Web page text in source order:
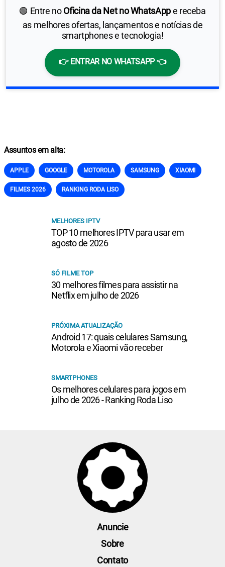
🟢 Entre noOficina da Net no WhatsAppe receba
as melhores ofertas, lançamentos e notícias de
smartphones e tecnologia!
👉 ENTRAR NO WHATSAPP 👈
Assuntos em alta:
APPLE GOOGLE MOTOROLA SAMSUNG XIAOMI
FILMES 2026 RANKING RODA LISO
MELHORES IPTV
TOP 10 melhores IPTV para usar em
agosto de 2026
SÓ FILME TOP
30 melhores filmes para assistir na
Netflix em julho de 2026
PRÓXIMA ATUALIZAÇÃO
Android 17: quais celulares Samsung,
Motorola e Xiaomi vão receber
SMARTPHONES
Os melhores celulares para jogos em
julho de 2026 - Ranking Roda Liso
Anuncie
Sobre
Contato